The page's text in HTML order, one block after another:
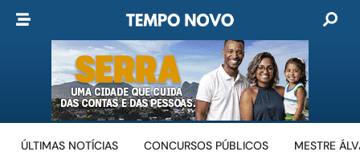
ÚLTIMAS NOTÍCIAS CONCURSOS PÚBLICOS MESTRE